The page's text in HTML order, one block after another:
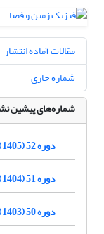
مقالات آماده انتشار
شماره جاری
شماره‌های پیشین
دوره 52 (1405)
دوره 51 (1404)
دوره 50 (1403)